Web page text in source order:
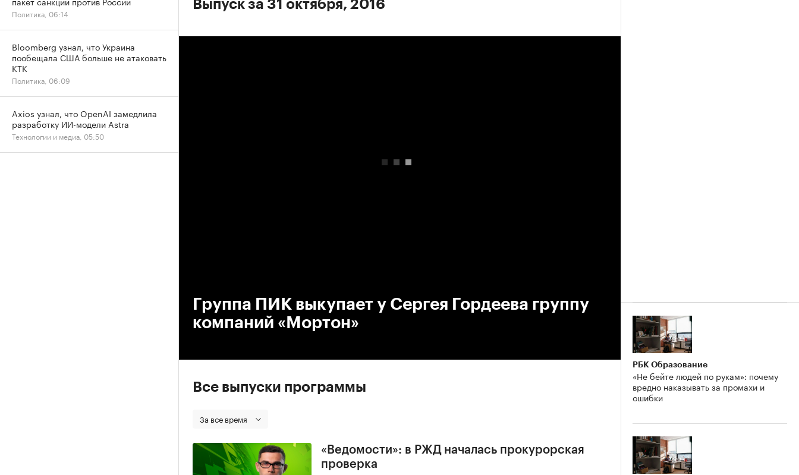
Выпуск за 31 октября, 2016
Группа ПИК выкупает у Сергея Гордеева группу
компаний «Мортон»
Все выпуски программы
За все время
«Ведомости»: в РЖД началась прокурорская
проверка
РБК Образование
«Не бейте людей по рукам»: почему
вредно наказывать за промахи и
ошибки
Политика, 06:14
Bloomberg узнал, что Украина
пообещала США больше не атаковать
КТК
Политика, 06:09
Axios узнал, что OpenAI замедлила
разработку ИИ-модели Astra
Технологии и медиа, 05:50